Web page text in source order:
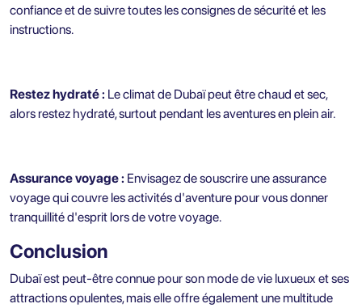
confiance et de suivre toutes les consignes de sécurité et les
instructions.
Restez hydraté : Le climat de Dubaï peut être chaud et sec,
alors restez hydraté, surtout pendant les aventures en plein air.
Assurance voyage : Envisagez de souscrire une assurance
voyage qui couvre les activités d'aventure pour vous donner
tranquillité d'esprit lors de votre voyage.
Conclusion
Dubaï est peut-être connue pour son mode de vie luxueux et ses
attractions opulentes, mais elle offre également une multitude